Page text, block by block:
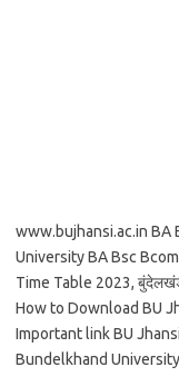
www.bujhansi.ac.in BA
University BA Bsc
Time Table 2023, बुंदेलखंड
How to Download BU
Important link BU
Bundelkhand